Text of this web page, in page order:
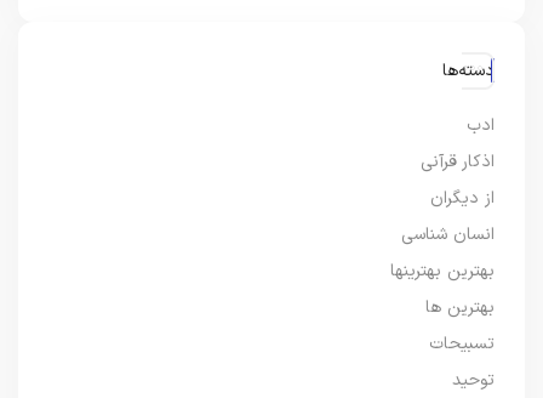
دسته‌ها
ادب
اذکار قرآنی
از دیگران
انسان شناسی
بهترین بهترینها
بهترین ها
تسبیحات
توحید